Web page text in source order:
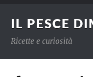
IL PESCE
Ricette e curiosità